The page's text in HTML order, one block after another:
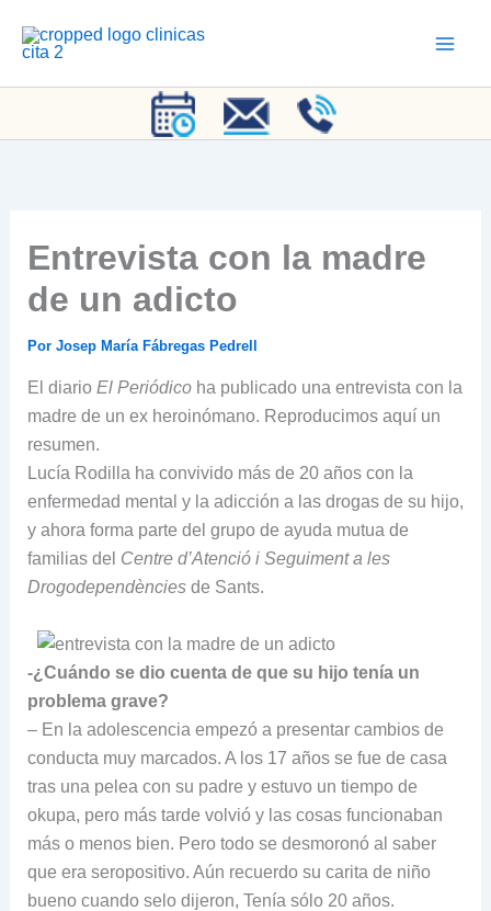
Entrevista con la madre
de un adicto
Por Josep María Fábregas Pedrell
El diario El Periódicoha publicado una entrevista con la
madre de un ex heroinómano. Reproducimos aquí un
resumen.
Lucía Rodilla ha convivido más de 20 años con la
enfermedad mental y la adicción a las drogas de su hijo,
y ahora forma parte del grupo de ayuda mutua de
familias del Centre d’Atenció i Seguiment a les
Drogodependènciesde Sants.
-¿Cuándo se dio cuenta de que su hijo tenía un
problema grave?
– En la adolescencia empezó a presentar cambios de
conducta muy marcados. A los 17 años se fue de casa
tras una pelea con su padre y estuvo un tiempo de
okupa, pero más tarde volvió y las cosas funcionaban
más o menos bien. Pero todo se desmoronó al saber
que era seropositivo. Aún recuerdo su carita de niño
bueno cuando selo dijeron, Tenía sólo 20 años.